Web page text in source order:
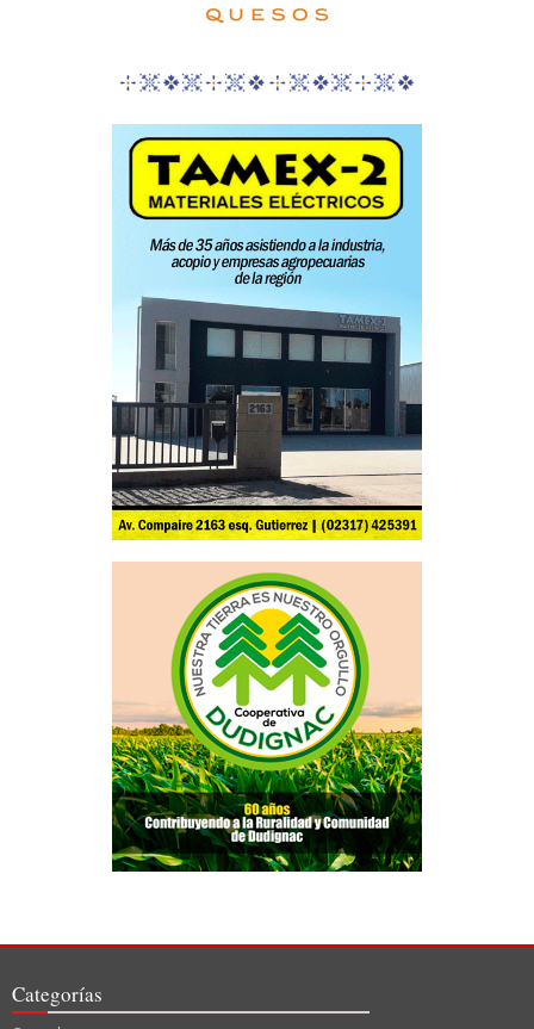
Categorías